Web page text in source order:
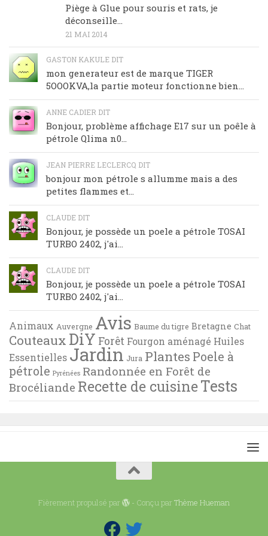
Piège à Glue pour souris et rats, je
déconseille…
21 MAI 2014
GASTON KAKULE DIT
mon generateur est de marque TIGER
5OOOKVA,la partie moteur fonctionne bien...
ANNE CADIER DIT
Bonjour, problème affichage E17 sur un poêle à
pétrole Qlima n0...
JEAN PIERRE LECLERCQ DIT
bonjour mon pétrole s allumme mais a des
petites flammes et...
CLAUDE DIT
Bonjour, je possède un poele a pétrole TOSAI
TURBO 2402, j'ai...
CLAUDE DIT
Bonjour, je possède un poele a pétrole TOSAI
TURBO 2402, j'ai...
Animaux Auvergne Avis Baume du tigre Bretagne Chat
Couteaux DiY Forêt Fourgon aménagé Huiles
Essentielles Jardin Jura Plantes Poele à
pétrole Pyrénées Randonnée en Forêt de
Brocéliande Recette de cuisineTests
Fièrement propulsé par - Conçu parThème Hueman